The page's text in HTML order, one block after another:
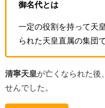
御名代とは
一定の役割を持って天
られた天皇直属の集団で
清寧天皇が亡くなられた後
せんでした。